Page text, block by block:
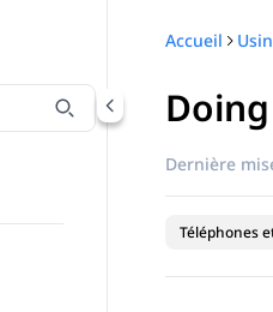
de navigation par titre
Accueil
Dernière
Téléphones